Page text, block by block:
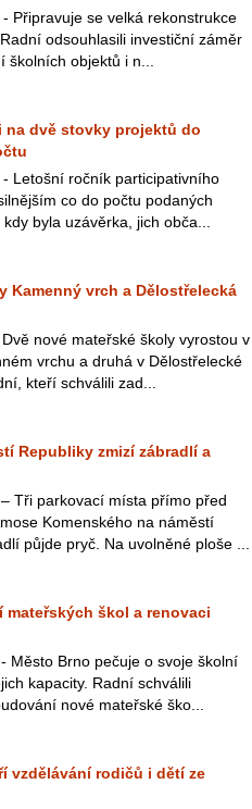
- Připravuje se velká rekonstrukce
odsouhlasili investiční záměr
objektů i n...
na dvě stovky projektů do
- Letošní ročník participativního
co do počtu podaných
byla uzávěrka, jich obča...
Kamenný vrch a Dělostřelecká
nové mateřské školy vyrostou v
vrchu a druhá v Dělostřelecké
kteří schválili zad...
Republiky zmizí zábradlí a
– Tři parkovací místa přímo před
Komenského na náměstí
půjde pryč. Na uvolněné ploše ...
mateřských škol a renovaci
- Město Brno pečuje o svoje školní
kapacity. Radní schválili
nové mateřské ško...
vzdělávání rodičů i dětí ze